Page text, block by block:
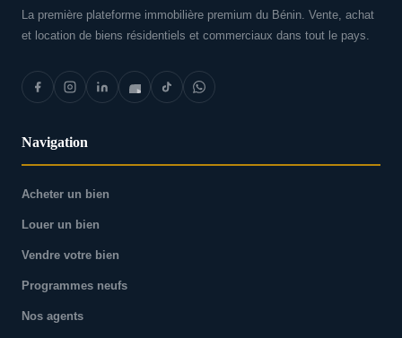
La première plateforme immobilière premium du Bénin. Vente, achat
et location de biens résidentiels et commerciaux dans tout le pays.
Navigation
Acheter un bien
Louer un bien
Vendre votre bien
Programmes neufs
Nos agents